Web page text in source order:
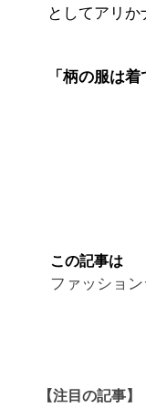
としてアリか
「柄の服は
この記事は
ファッショ
【注目の記事】